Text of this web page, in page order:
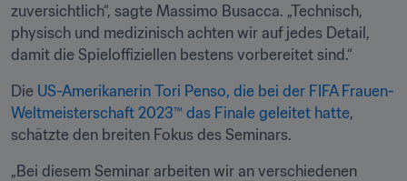
zuversichtlich“, sagte Massimo Busacca. „Technisch,
physisch und medizinisch achten wir auf jedes Detail,
damit die Spieloffiziellen bestens vorbereitet sind.“
Die US-Amerikanerin Tori Penso, die bei der FIFA Frauen-
Weltmeisterschaft 2023™ das Finale geleitet hatte,
schätzte den breiten Fokus des Seminars.
„Bei diesem Seminar arbeiten wir an verschiedenen